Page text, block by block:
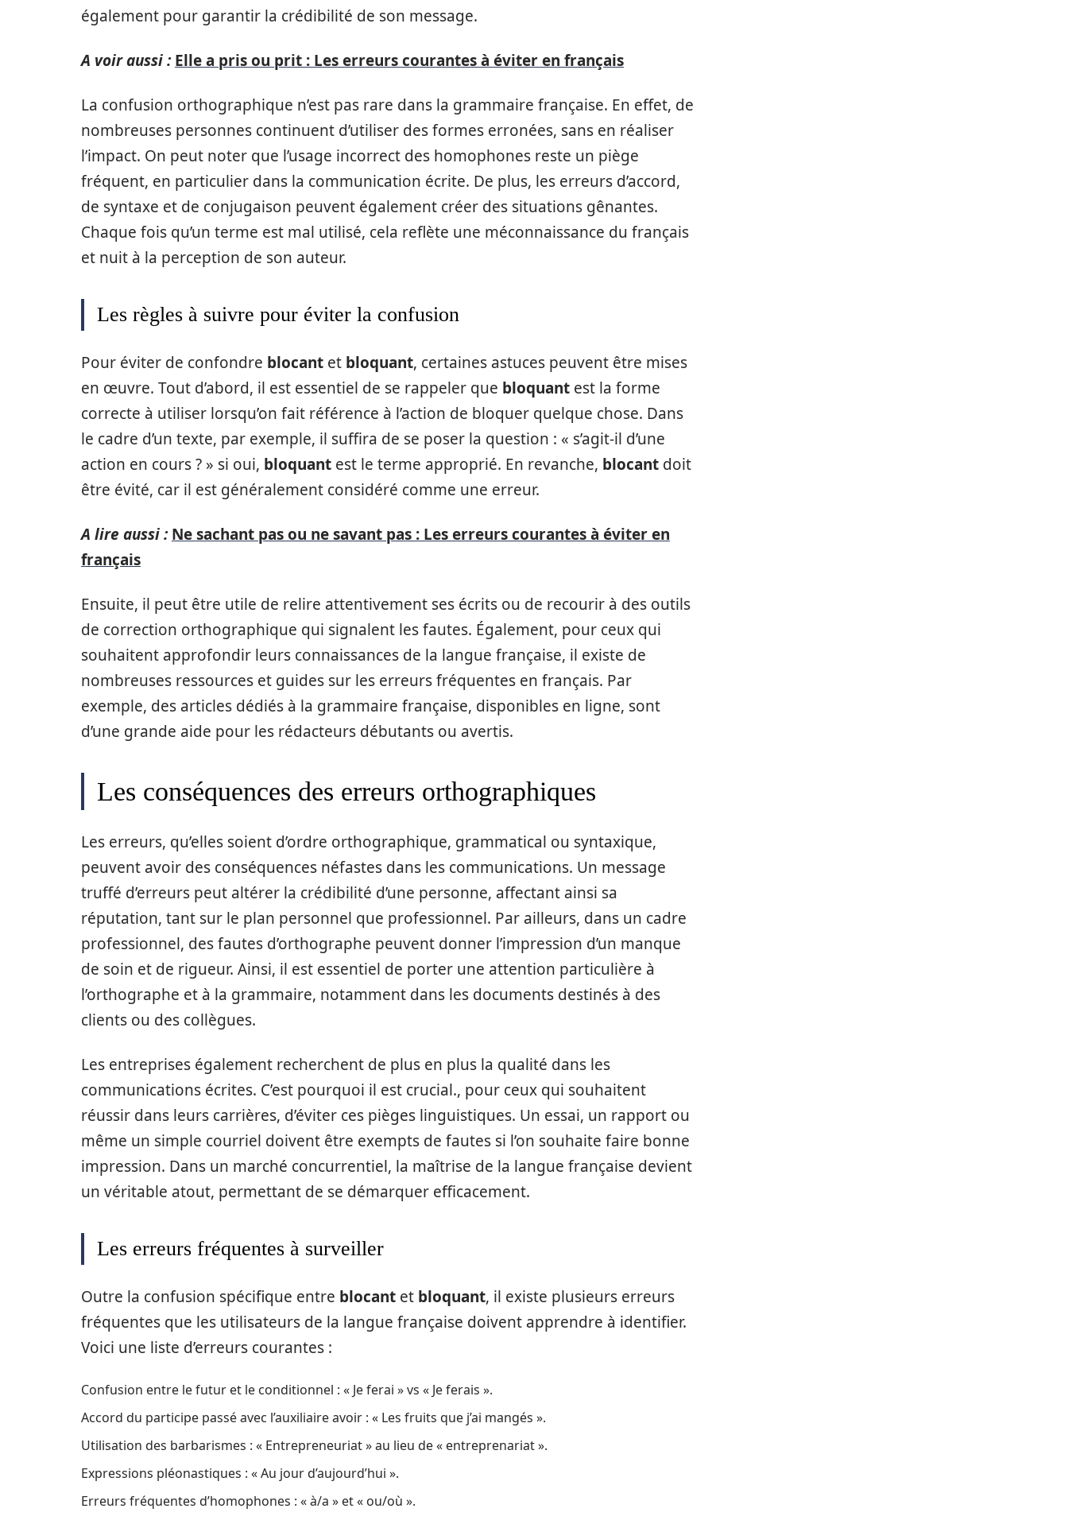
également pour garantir la crédibilité de son message.
A voir aussi : Elle a pris ou prit : Les erreurs courantes à éviter en français
La confusion orthographique n’est pas rare dans la grammaire française. En effet, de
nombreuses personnes continuent d’utiliser des formes erronées, sans en réaliser
l’impact. On peut noter que l’usage incorrect des homophones reste un piège
fréquent, en particulier dans la communication écrite. De plus, les erreurs d’accord,
de syntaxe et de conjugaison peuvent également créer des situations gênantes.
Chaque fois qu’un terme est mal utilisé, cela reflète une méconnaissance du français
et nuit à la perception de son auteur.
Les règles à suivre pour éviter la confusion
Pour éviter de confondre blocant et bloquant, certaines astuces peuvent être mises
en œuvre. Tout d’abord, il est essentiel de se rappeler que bloquant est la forme
correcte à utiliser lorsqu’on fait référence à l’action de bloquer quelque chose. Dans
le cadre d’un texte, par exemple, il suffira de se poser la question : « s’agit-il d’une
action en cours ? » si oui, bloquant est le terme approprié. En revanche, blocant doit
être évité, car il est généralement considéré comme une erreur.
A lire aussi : Ne sachant pas ou ne savant pas : Les erreurs courantes à éviter en
français
Ensuite, il peut être utile de relire attentivement ses écrits ou de recourir à des outils
de correction orthographique qui signalent les fautes. Également, pour ceux qui
souhaitent approfondir leurs connaissances de la langue française, il existe de
nombreuses ressources et guides sur les erreurs fréquentes en français. Par
exemple, des articles dédiés à la grammaire française, disponibles en ligne, sont
d’une grande aide pour les rédacteurs débutants ou avertis.
Les conséquences des erreurs orthographiques
Les erreurs, qu’elles soient d’ordre orthographique, grammatical ou syntaxique,
peuvent avoir des conséquences néfastes dans les communications. Un message
truffé d’erreurs peut altérer la crédibilité d’une personne, affectant ainsi sa
réputation, tant sur le plan personnel que professionnel. Par ailleurs, dans un cadre
professionnel, des fautes d’orthographe peuvent donner l’impression d’un manque
de soin et de rigueur. Ainsi, il est essentiel de porter une attention particulière à
l’orthographe et à la grammaire, notamment dans les documents destinés à des
clients ou des collègues.
Les entreprises également recherchent de plus en plus la qualité dans les
communications écrites. C’est pourquoi il est crucial., pour ceux qui souhaitent
réussir dans leurs carrières, d’éviter ces pièges linguistiques. Un essai, un rapport ou
même un simple courriel doivent être exempts de fautes si l’on souhaite faire bonne
impression. Dans un marché concurrentiel, la maîtrise de la langue française devient
un véritable atout, permettant de se démarquer efficacement.
Les erreurs fréquentes à surveiller
Outre la confusion spécifique entre blocant et bloquant, il existe plusieurs erreurs
fréquentes que les utilisateurs de la langue française doivent apprendre à identifier.
Voici une liste d’erreurs courantes :
Confusion entre le futur et le conditionnel : « Je ferai » vs « Je ferais ».
Accord du participe passé avec l’auxiliaire avoir : « Les fruits que j’ai mangés ».
Utilisation des barbarismes : « Entrepreneuriat » au lieu de « entreprenariat ».
Expressions pléonastiques : « Au jour d’aujourd’hui ».
Erreurs fréquentes d’homophones : « à/a » et « ou/où ».